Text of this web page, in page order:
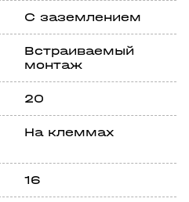
С заземлением
Встраиваемый
монтаж
20
На клеммах
16